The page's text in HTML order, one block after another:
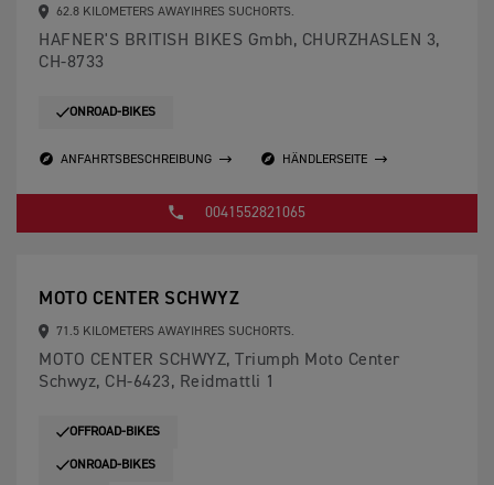
62.8 KILOMETERS AWAYIHRES SUCHORTS.
HAFNER'S BRITISH BIKES Gmbh, CHURZHASLEN 3,
CH-8733
ONROAD-BIKES
ANFAHRTSBESCHREIBUNG HÄNDLERSEITE
0041552821065
MOTO CENTER SCHWYZ
71.5 KILOMETERS AWAYIHRES SUCHORTS.
MOTO CENTER SCHWYZ, Triumph Moto Center
Schwyz, CH-6423, Reidmattli 1
OFFROAD-BIKES
ONROAD-BIKES